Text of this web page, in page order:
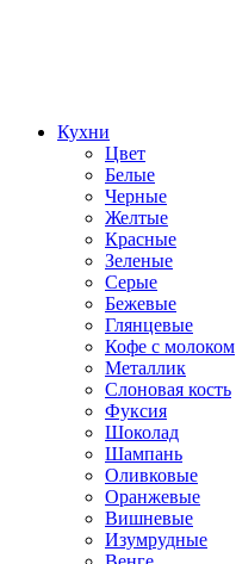
Кухни
Цвет
Белые
Черные
Желтые
Красные
Зеленые
Серые
Бежевые
Глянцевые
Кофе с молоком
Металлик
Слоновая кость
Фуксия
Шоколад
Шампань
Оливковые
Оранжевые
Вишневые
Изумрудные